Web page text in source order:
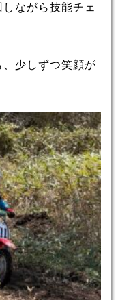
ながら技能チェ
少しずつ笑顔が